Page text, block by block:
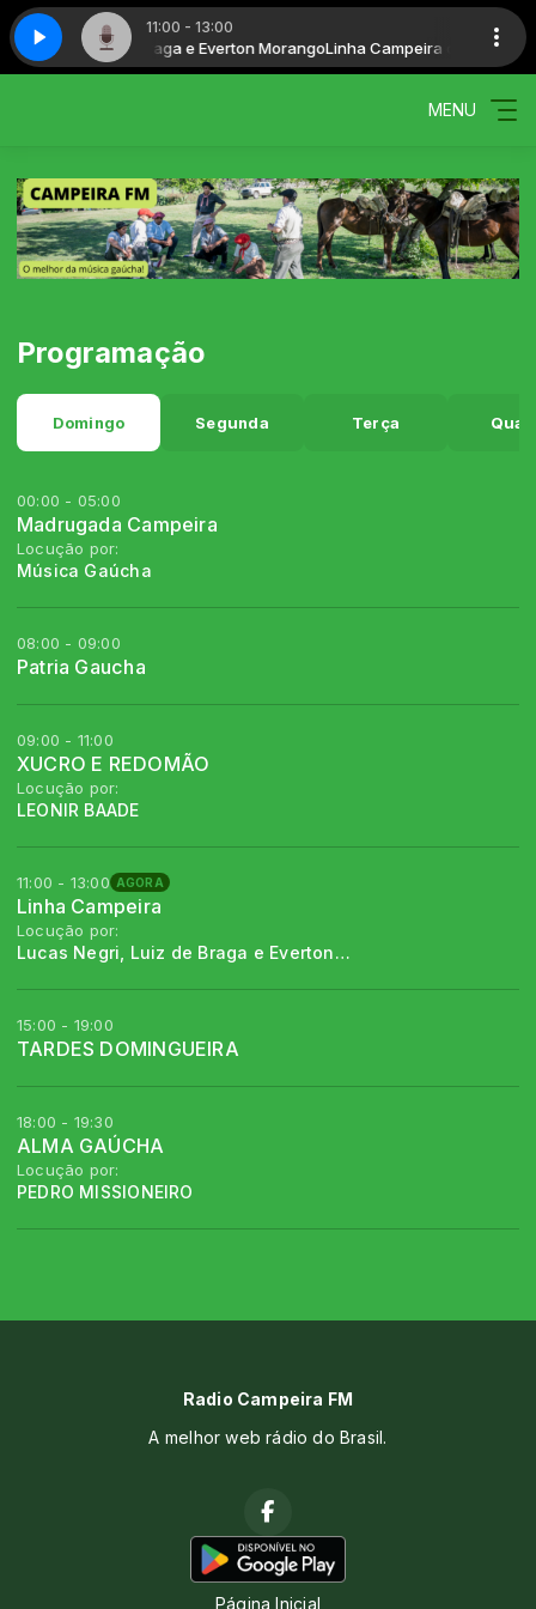
11:00 - 13:00
Negri, Luiz de Braga e Everton MorangoLinha Campeira com Lucas
570-Bloco2-09082026 Linha-Campeira-570-Bloco2-
MENU
Programação
Domingo Segunda Terça
00:00 - 05:00
Madrugada Campeira
Locução por:
Música Gaúcha
08:00 - 09:00
Patria Gaucha
09:00 - 11:00
XUCRO E REDOMÃO
Locução por:
LEONIR BAADE
11:00 - 13:00 AGORA
Linha Campeira
Locução por:
Lucas Negri, Luiz de Braga e Everton Morango
15:00 - 19:00
TARDES DOMINGUEIRA
18:00 - 19:30
ALMA GAÚCHA
Locução por:
PEDRO MISSIONEIRO
Radio Campeira FM
A melhor web rádio do Brasil.
Página Inicial